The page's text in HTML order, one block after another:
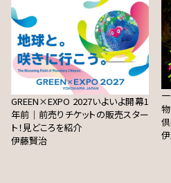
GREEN×EXPO 2027いよいよ開幕1
年前｜前売りチケットの販売スター
ト！見どころを紹介
伊藤賢治